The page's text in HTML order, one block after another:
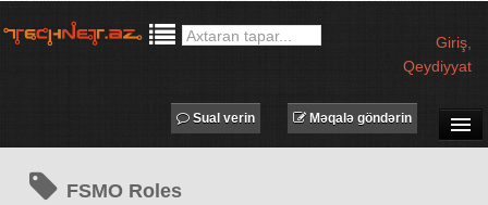
Giriş
Qeydiyyat
Məqalə göndərin
Sual verin
FSMO Roles